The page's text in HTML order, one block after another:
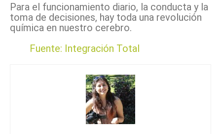
Para el funcionamiento diario, la conducta y la
toma de decisiones, hay toda una revolución
química en nuestro cerebro.
Fuente: Integración Total